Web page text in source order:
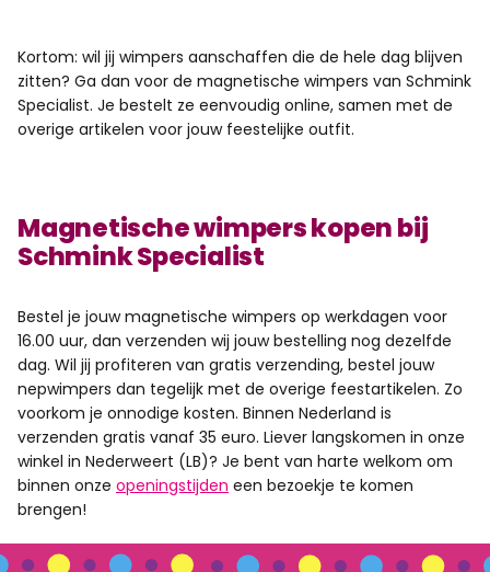
Kortom: wil jij wimpers aanschaffen die de hele dag blijven
zitten? Ga dan voor de magnetische wimpers van Schmink
Specialist. Je bestelt ze eenvoudig online, samen met de
overige artikelen voor jouw feestelijke outfit.
Magnetische wimpers kopen bij
Schmink Specialist
Bestel je jouw magnetische wimpers op werkdagen voor
16.00 uur, dan verzenden wij jouw bestelling nog dezelfde
dag. Wil jij profiteren van gratis verzending, bestel jouw
nepwimpers dan tegelijk met de overige feestartikelen. Zo
voorkom je onnodige kosten. Binnen Nederland is
verzenden gratis vanaf 35 euro. Liever langskomen in onze
winkel in Nederweert (LB)? Je bent van harte welkom om
binnen onze openingstijden een bezoekje te komen
brengen!